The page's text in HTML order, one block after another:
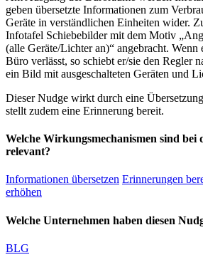
geben übersetzte Informationen zum
Geräte in verständlichen Einheiten wider.
Infotafel Schiebebilder mit dem Motiv
(alle Geräte/Lichter an)“ angebracht. Wenn
Büro verlässt, so schiebt er/sie den Regler
ein Bild mit ausgeschalteten Geräten und
Dieser Nudge wirkt durch eine
stellt zudem eine Erinnerung bereit.
Welche Wirkungsmechanismen sind bei
relevant?
Informationen übersetzen Erinnerungen
erhöhen
Welche Unternehmen haben diesen
BLG